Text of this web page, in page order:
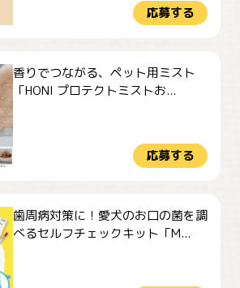
応募する
香りでつながる、ペット用ミスト
「HONI プロテクトミストお...
応募する
歯周病対策に！愛犬のお口の菌を調
べるセルフチェックキット「M...